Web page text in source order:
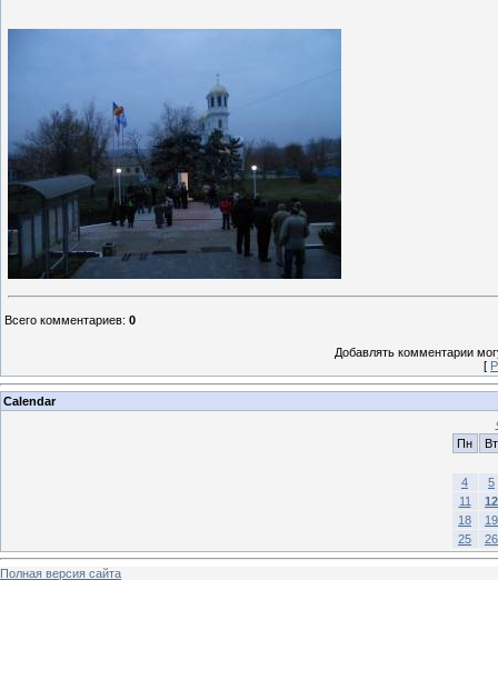
Всего комментариев: 0
Добавлять комментарии
[
Calendar
Пн
Вт
4
5
11
12
18
19
25
26
Полная версия сайта